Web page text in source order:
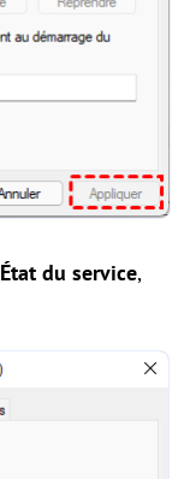
État du service,